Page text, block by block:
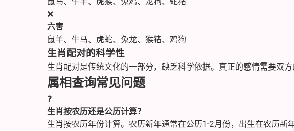
❌
六害
鼠羊、牛马、虎蛇、兔龙、猴猪、鸡狗
生肖配对的科学性
生肖配对是传统文化的一部分，缺乏科学依据。真正的感情需要双
属相查询常见问题
❓
生肖按农历还是公历计算？
生肖按农历年份计算。农历新年通常在公历1-2月份，出生在农历